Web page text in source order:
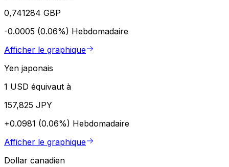
0,741284 GBP
-0.0005 (0.06%) Hebdomadaire
Afficher le graphique
Yen japonais
1 USD équivaut à
157,825 JPY
+0.0981 (0.06%) Hebdomadaire
Afficher le graphique
Dollar canadien